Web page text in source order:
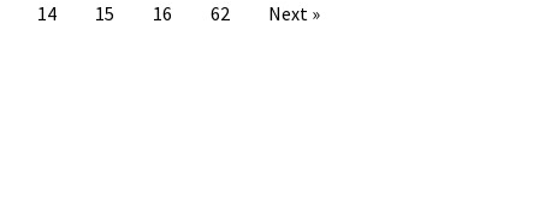
14
15 16 62
Next »